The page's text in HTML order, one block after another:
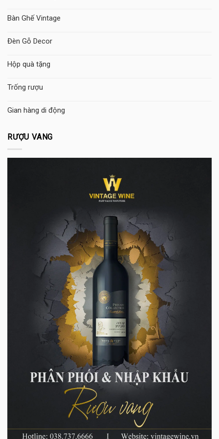
Bàn Ghế Vintage
Đèn Gỗ Decor
Hộp quà tặng
Trống rượu
Gian hàng di động
RƯỢU VANG